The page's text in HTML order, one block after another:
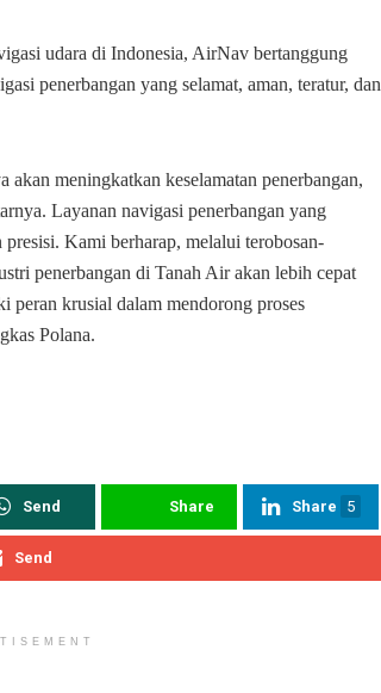
udara di Indonesia, AirNav bertanggung
penerbangan yang selamat, aman, teratur, dan
meningkatkan keselamatan penerbangan,
Layanan navigasi penerbangan yang
Kami berharap, melalui terobosan-
penerbangan di Tanah Air akan lebih cepat
peran krusial dalam mendorong proses
Polana.
Send Share Share 5
Send